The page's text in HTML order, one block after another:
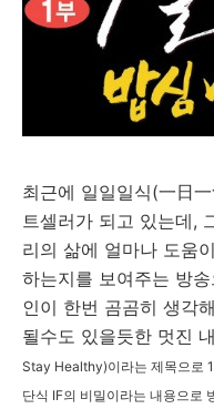
최근에 일일일식(一日
트셀러가 되고 있는데,
리의 삶에 얼마나 도움
하는지를 보여주는 방
인이 한번 곰곰히 생각
될수도 있을듯한 멋진
Stay Healthy)이라는 제목으로
단식 IF의 비밀이라는 내용으로